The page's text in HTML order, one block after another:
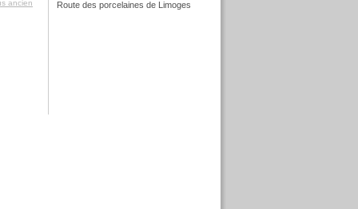
ancien
Route des porcelaines de Limoges